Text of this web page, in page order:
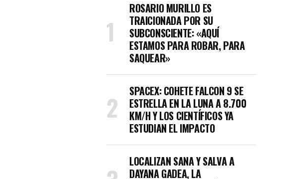
ROSARIO MURILLO ES
TRAICIONADA POR SU
SUBCONSCIENTE: «AQUÍ
ESTAMOS PARA ROBAR, PARA
SAQUEAR»
SPACEX: COHETE FALCON 9 SE
ESTRELLA EN LA LUNA A 8.700
KM/H Y LOS CIENTÍFICOS YA
ESTUDIAN EL IMPACTO
LOCALIZAN SANA Y SALVA A
DAYANA GADEA, LA